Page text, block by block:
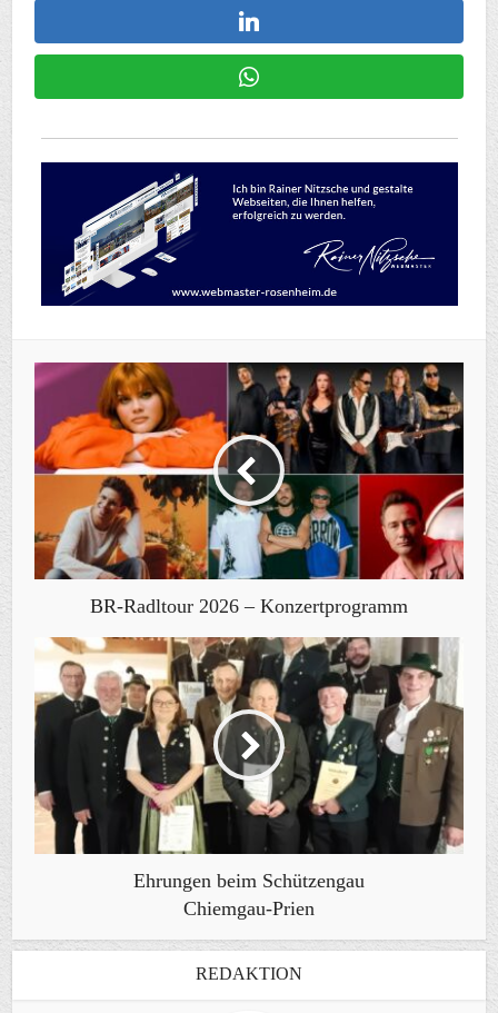
BR-Radltour 2026 – Konzertprogramm
Ehrungen beim Schützengau
Chiemgau-Prien
REDAKTION